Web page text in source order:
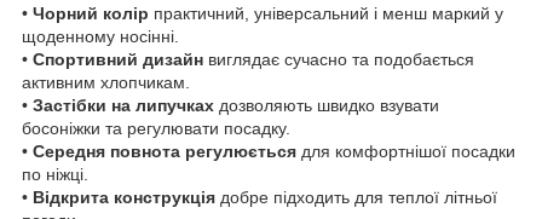
• Чорний колір практичний, універсальний і менш маркий у
щоденному носінні.
• Спортивний дизайн виглядає сучасно та подобається
активним хлопчикам.
• Застібки на липучках дозволяють швидко взувати
босоніжки та регулювати посадку.
• Середня повнота регулюється для комфортнішої посадки
по ніжці.
• Відкрита конструкція добре підходить для теплої літньої